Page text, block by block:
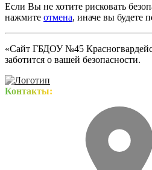
Если Вы не хотите рисковать
нажмите отмена, иначе вы будете
«Сайт ГБДОУ №45
заботится о вашей безопасности.
Контакты: